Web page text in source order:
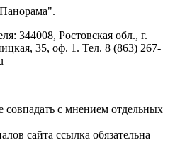
344008, Ростовская обл., г.
35, оф. 1. Тел. 8 (863) 267-
с мнением отдельных
сайта ссылка обязательна